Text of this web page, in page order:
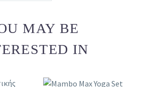
MAY BE
IN